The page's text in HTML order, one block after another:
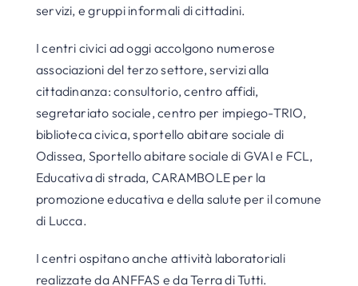
servizi, e gruppi informali di cittadini.
I centri civici ad oggi accolgono numerose
associazioni del terzo settore, servizi alla
cittadinanza: consultorio, centro affidi,
segretariato sociale, centro per impiego-TRIO,
biblioteca civica, sportello abitare sociale di
Odissea, Sportello abitare sociale di GVAI e FCL,
Educativa di strada, CARAMBOLE per la
promozione educativa e della salute per il comune
di Lucca.
I centri ospitano anche attività laboratoriali
realizzate da ANFFAS e da Terra di Tutti.